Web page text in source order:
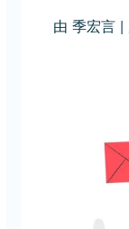
由 季宏言|